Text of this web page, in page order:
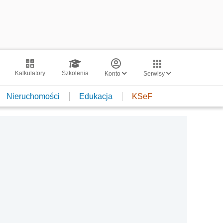
Kalkulatory Szkolenia Konto Serwisy
Nieruchomości Edukacja KSeF